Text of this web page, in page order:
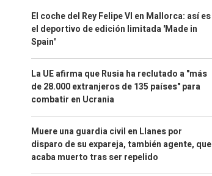
El coche del Rey Felipe VI en Mallorca: así es
el deportivo de edición limitada 'Made in
Spain'
La UE afirma que Rusia ha reclutado a "más
de 28.000 extranjeros de 135 países" para
combatir en Ucrania
Muere una guardia civil en Llanes por
disparo de su expareja, también agente, que
acaba muerto tras ser repelido